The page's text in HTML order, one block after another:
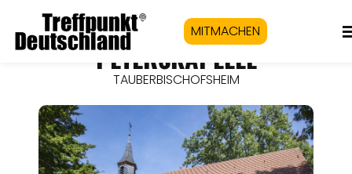
MITMACHEN
PETERSKAPELLE
TAUBERBISCHOFSHEIM